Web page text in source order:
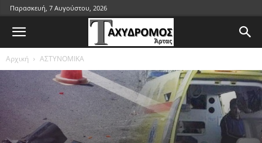
Παρασκευή, 7 Αυγούστου, 2026
Αρχική ΑΣΤΥΝΟΜΙΚΑ